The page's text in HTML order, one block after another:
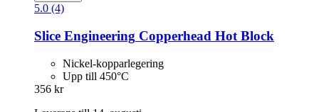
5.0 (4)
Slice Engineering Copperhead Hot Block
Nickel-kopparlegering
Upp till 450°C
356 kr